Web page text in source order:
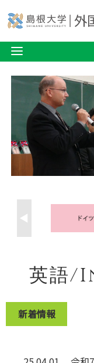
英語
新着情報